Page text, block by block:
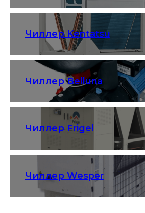
Чиллер Kentatsu
Чиллер Belluna
Чиллер Frigel
Чиллер Wesper